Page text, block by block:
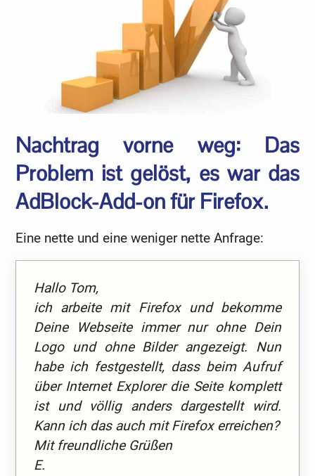
Nachtrag vorne weg: Das
Problem ist gelöst, es war das
AdBlock-Add-on für Firefox.
Eine nette und eine weniger nette Anfrage:
Hallo Tom,
ich arbeite mit Firefox und bekomme
Deine Webseite immer nur ohne Dein
Logo und ohne Bilder angezeigt. Nun
habe ich festgestellt, dass beim Aufruf
über Internet Explorer die Seite komplett
ist und völlig anders dargestellt wird.
Kann ich das auch mit Firefox erreichen?
Mit freundliche Grüßen
E.